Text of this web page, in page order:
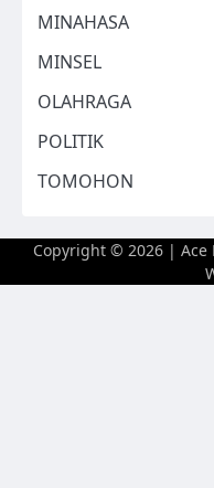
MINAHASA
MINSEL
OLAHRAGA
POLITIK
TOMOHON
Copyright © 2026 | Ace